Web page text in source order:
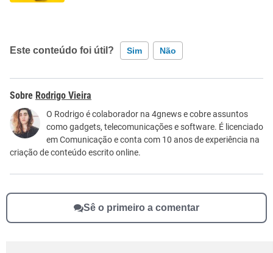
Este conteúdo foi útil? Sim Não
Este conteúdo contém informação incorreta
Este conteúdo não tem a informação que procuro
Outro
Rodrigo Vieira
O Rodrigo é colaborador na 4gnews e cobre assuntos
como gadgets, telecomunicações e software. É licenciado
em Comunicação e conta com 10 anos de experiência na
criação de conteúdo escrito online.
Sê o primeiro a comentar